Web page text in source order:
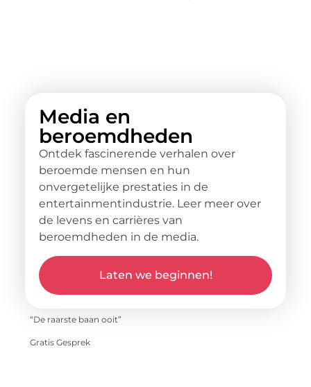
Media en
beroemdheden
Ontdek fascinerende verhalen over
beroemde mensen en hun
onvergetelijke prestaties in de
entertainmentindustrie. Leer meer over
de levens en carrières van
beroemdheden in de media.
Laten we beginnen!
“De raarste baan ooit”
Gratis Gesprek